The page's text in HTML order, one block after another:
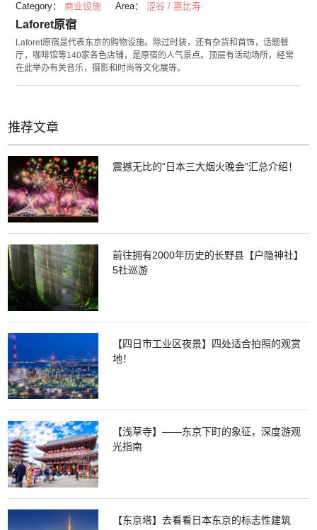
Category： 商业设施 Area： 涩谷 / 惠比寿
Laforet原宿
Laforet原宿是代表东京的购物设施。除过时装，还有杂货和首饰，话题餐
厅，咖啡馆等140家各色店铺，是原宿的人气景点。顶层有活动场所，经常
在此举办有关音乐，摄影和时尚等文化展等。
推荐文章
震撼无比的“日本三大烟火晚会”汇总介绍！
前往拥有2000年历史的长野县【户隐神社】
5社巡游
【四日市工业区夜景】四处适合拍照的观赏
地！
【浅草寺】——东京下町的象征，深度游观
光指南
【东京塔】去看看日本东京的标志性建筑